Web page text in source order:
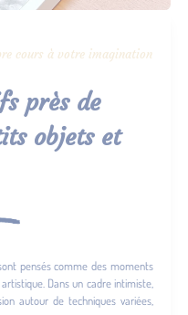
cours à votre imagination
près de
objets et
pensés comme des moments
Dans un cadre intimiste,
autour de techniques variées,